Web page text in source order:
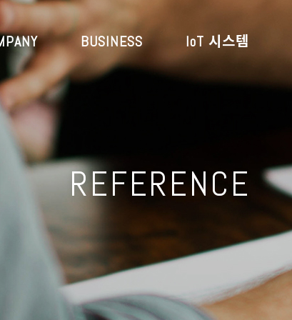
BUSINESS IoT 시스템
REFERENCE